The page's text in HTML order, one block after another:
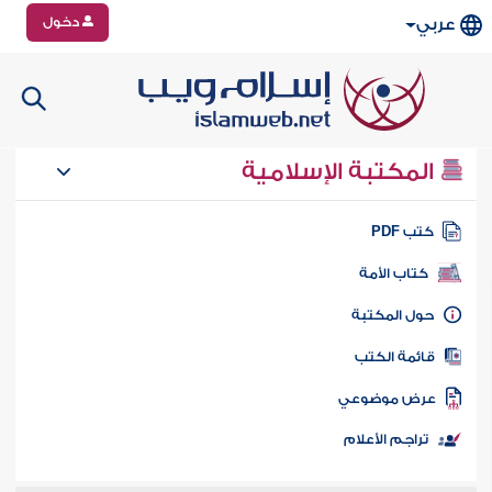
عربي دخول
المكتبة الإسلامية
كتب PDF
كتاب الأمة
المكتبة
الكتب
موضوعي